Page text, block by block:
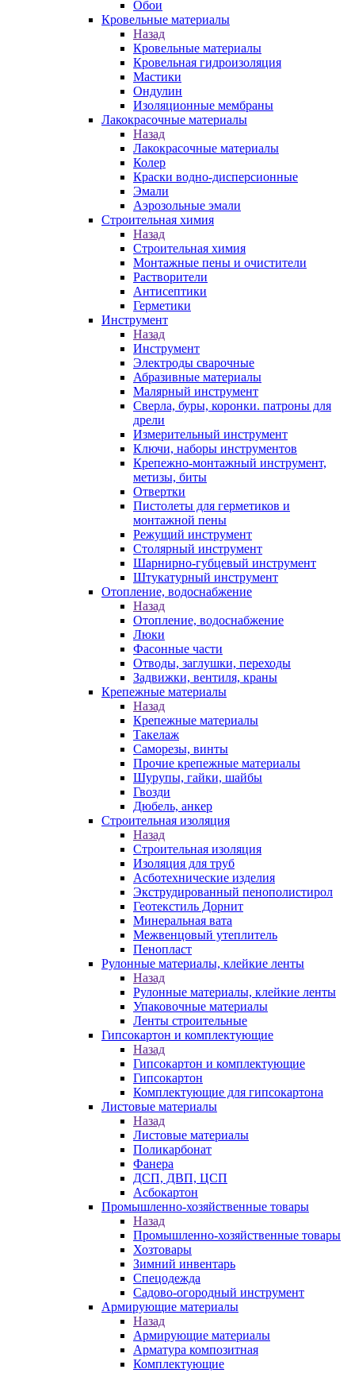
Обои
Кровельные материалы
Назад
Кровельные материалы
Кровельная гидроизоляция
Мастики
Ондулин
Изоляционные мембраны
Лакокрасочные материалы
Назад
Лакокрасочные материалы
Колер
Краски водно-дисперсионные
Эмали
Аэрозольные эмали
Строительная химия
Назад
Строительная химия
Монтажные пены и очистители
Растворители
Антисептики
Герметики
Инструмент
Назад
Инструмент
Электроды сварочные
Абразивные материалы
Малярный инструмент
Сверла, буры, коронки. патроны для
дрели
Измерительный инструмент
Ключи, наборы инструментов
Крепежно-монтажный инструмент,
метизы, биты
Отвертки
Пистолеты для герметиков и
монтажной пены
Режущий инструмент
Столярный инструмент
Шарнирно-губцевый инструмент
Штукатурный инструмент
Отопление, водоснабжение
Назад
Отопление, водоснабжение
Люки
Фасонные части
Отводы, заглушки, переходы
Задвижки, вентиля, краны
Крепежные материалы
Назад
Крепежные материалы
Такелаж
Саморезы, винты
Прочие крепежные материалы
Шурупы, гайки, шайбы
Гвозди
Дюбель, анкер
Строительная изоляция
Назад
Строительная изоляция
Изоляция для труб
Асботехнические изделия
Экструдированный пенополистирол
Геотекстиль Дорнит
Минеральная вата
Межвенцовый утеплитель
Пенопласт
Рулонные материалы, клейкие ленты
Назад
Рулонные материалы, клейкие ленты
Упаковочные материалы
Ленты строительные
Гипсокартон и комплектующие
Назад
Гипсокартон и комплектующие
Гипсокартон
Комплектующие для гипсокартона
Листовые материалы
Назад
Листовые материалы
Поликарбонат
Фанера
ДСП, ДВП, ЦСП
Асбокартон
Промышленно-хозяйственные товары
Назад
Промышленно-хозяйственные товары
Хозтовары
Зимний инвентарь
Спецодежда
Садово-огородный инструмент
Армирующие материалы
Назад
Армирующие материалы
Арматура композитная
Комплектующие